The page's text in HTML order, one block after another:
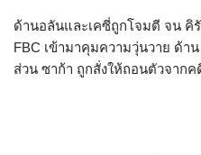
ด้านอลันและเคซี่ถูกโจมตี จน คิ
FBC เข้ามาคุมความวุ่นวาย ด้า
ส่วน ซาก้า ถูกสั่งให้ถอนตัวจากค